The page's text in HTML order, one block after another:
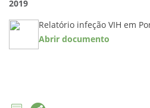
2019
Relatório infeção VIH em
Abrir documento